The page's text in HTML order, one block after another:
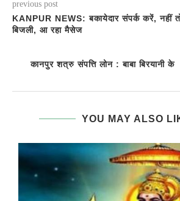
previous post
KANPUR NEWS: बकायेदार संपर्क करें, नहीं
बिजली, आ रहा मैसेज
कानपुर शत्रु संपत्ति लोन : बाबा बिरयानी
YOU MAY ALSO